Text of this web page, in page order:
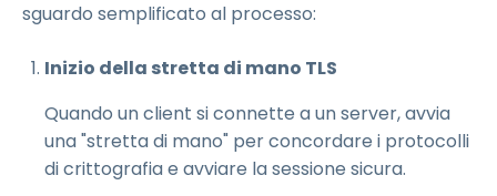
sguardo semplificato al processo:
Inizio della stretta di mano TLS
Quando un client si connette a un server, avvia
una "stretta di mano" per concordare i protocolli
di crittografia e avviare la sessione sicura.